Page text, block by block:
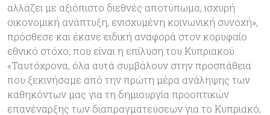
αλλάζει με αξιόπιστο διεθνές αποτύπωμα, ισχυρή
οικονομική ανάπτυξη, ενισχυμένη κοινωνική συνοχή»,
πρόσθεσε και έκανε ειδική αναφορά στον κορυφαίο
εθνικό στόχο, που είναι η επίλυση του Κυπριακού.
«Ταυτόχρονα, όλα αυτά συμβάλουν στην προσπάθεια
που ξεκινήσαμε από την πρώτη μέρα ανάληψης των
καθηκόντων μας για τη δημιουργία προοπτικών
επανέναρξης των διαπραγματεύσεων για το Κυπριακό,